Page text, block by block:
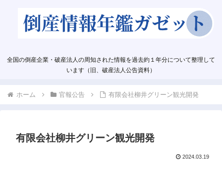
全国の倒産企業・破産法人の周知された情報を過去約１年分について整理して
います（旧、破産法人公告資料）
ホーム 官報公告 有限会社柳井グリーン観光開発
有限会社柳井グリーン観光開発
2024.03.19